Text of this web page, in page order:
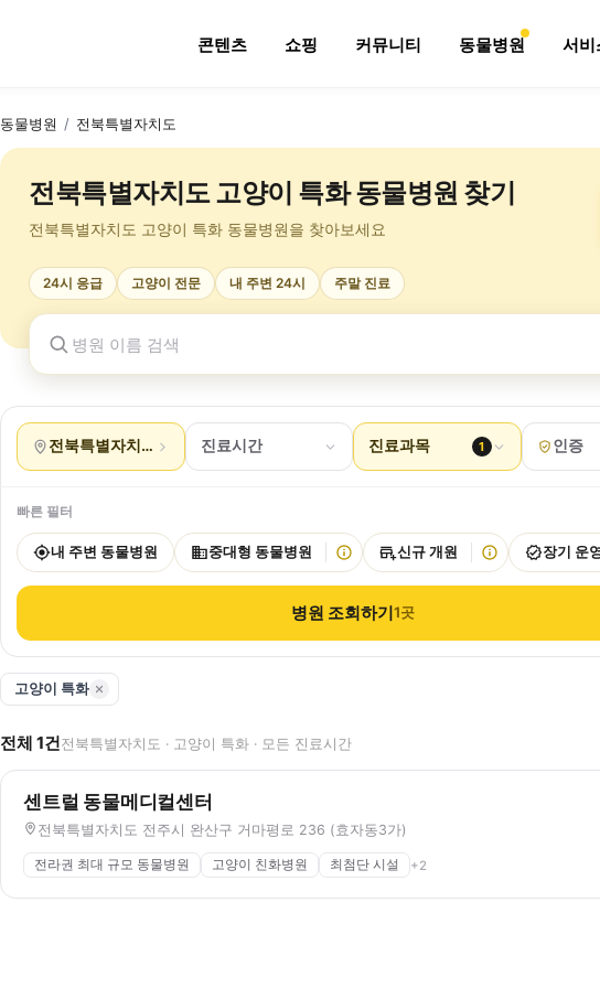
콘텐츠 쇼핑 커뮤니티 동물병원 서비
동물병원 / 전북특별자치도
전북특별자치도 고양이 특화 동물병원 찾기
전북특별자치도 고양이 특화 동물병원을 찾아보세요
24시 응급 고양이 전문 내 주변 24시 주말 진료
전북특별자치도 진료시간 진료과목 1 인증
빠른 필터
내 주변 동물병원 중대형 동물병원 신규 개원 장기 운
병원 조회하기1곳
고양이 특화
전체 1건전북특별자치도 · 고양이 특화 · 모든 진료시간
센트럴 동물메디컬센터
전북특별자치도 전주시 완산구 거마평로 236 (효자동3가)
전라권 최대 규모 동물병원 고양이 친화병원 최첨단 시설 +2